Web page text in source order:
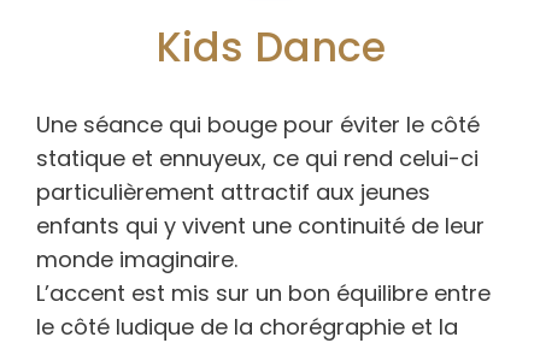
Kids Dance
Une séance qui bouge pour éviter le côté
statique et ennuyeux, ce qui rend celui-ci
particulièrement attractif aux jeunes
enfants qui y vivent une continuité de leur
monde imaginaire.
L’accent est mis sur un bon équilibre entre
le côté ludique de la chorégraphie et la